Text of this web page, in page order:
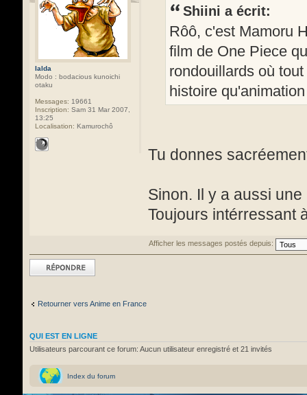
Ialda
Modo : bodacious kunoichi
otaku
Messages: 19661
Inscription: Sam 31 Mar 2007,
13:25
Localisation: Kamurochô
Shiini a écrit:
Rôô, c'est Mamoru
film de One Piece
rondouillards où
histoire
Tu donnes
Sinon. Il y a aussi
Toujours intérressant
Afficher les messages postés depuis:
Répondre
Retourner vers Anime en France
QUI EST EN LIGNE
Utilisateurs parcourant ce forum: Aucun utilisateur enregistré et 21 invités
Index du forum